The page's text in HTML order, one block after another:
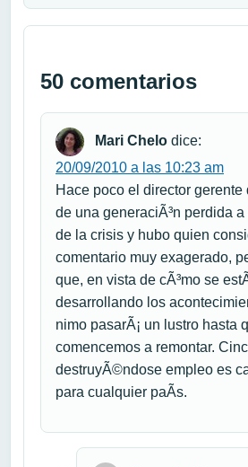
50 comentarios
Mari Chelo dice:
20/09/2010 a las 10:23 am
Hace poco el director gerente
de una generaciÃ³n perdida
de la crisis y hubo quien
comentario muy exagerado,
que, en vista de cÃ³mo se
desarrollando los
nimo pasarÃ¡ un lustro hasta
comencemos a remontar.
destruyÃ©ndose empleo es
para cualquier paÃ­s.